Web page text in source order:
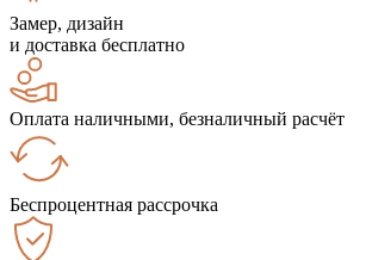
Замер, дизайн
и доставка бесплатно
Оплата наличными, безналичный расчёт
Беспроцентная рассрочка